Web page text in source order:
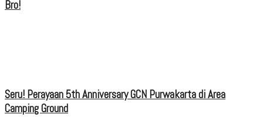
Bro!
Seru! Perayaan 5th Anniversary GCN Purwakarta di Area
Camping Ground